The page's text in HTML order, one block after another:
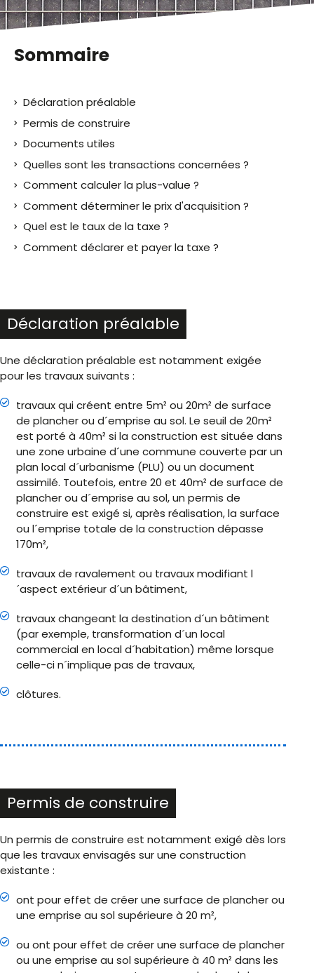
Sommaire
Déclaration préalable
Permis de construire
Documents utiles
Quelles sont les transactions concernées ?
Comment calculer la plus-value ?
Comment déterminer le prix d'acquisition ?
Quel est le taux de la taxe ?
Comment déclarer et payer la taxe ?
Déclaration préalable
Une déclaration préalable est notamment exigée
pour les travaux suivants :
travaux qui créent entre 5m² ou 20m² de surface
de plancher ou d´emprise au sol. Le seuil de 20m²
est porté à 40m² si la construction est située dans
une zone urbaine d´une commune couverte par un
plan local d´urbanisme (PLU) ou un document
assimilé. Toutefois, entre 20 et 40m² de surface de
plancher ou d´emprise au sol, un permis de
construire est exigé si, après réalisation, la surface
ou l´emprise totale de la construction dépasse
170m²,
travaux de ravalement ou travaux modifiant l
´aspect extérieur d´un bâtiment,
travaux changeant la destination d´un bâtiment
(par exemple, transformation d´un local
commercial en local d´habitation) même lorsque
celle-ci n´implique pas de travaux,
clôtures.
Permis de construire
Un permis de construire est notamment exigé dès lors
que les travaux envisagés sur une construction
existante :
ont pour effet de créer une surface de plancher ou
une emprise au sol supérieure à 20 m²,
ou ont pour effet de créer une surface de plancher
ou une emprise au sol supérieure à 40 m² dans les